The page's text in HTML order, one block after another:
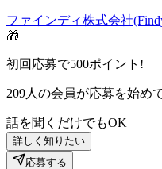
ファインディ株式会社
🎁
初回応募で500ポイント!
209人の会員が応募を始め
話を聞くだけでもOK
詳しく知りたい
応募する